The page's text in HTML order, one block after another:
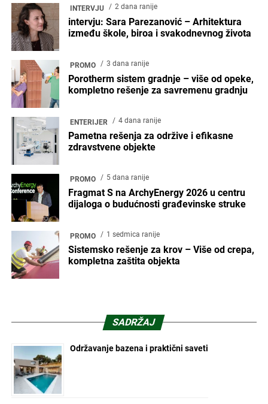
INTERVJU 2 dana ranije
intervju: Sara Parezanović – Arhitektura
između škole, biroa i svakodnevnog života
PROMO 3 dana ranije
Porotherm sistem gradnje – više od opeke,
kompletno rešenje za savremenu gradnju
ENTERIJER 4 dana ranije
Pametna rešenja za održive i efikasne
zdravstvene objekte
PROMO 5 dana ranije
Fragmat S na ArchyEnergy 2026 u centru
dijaloga o budućnosti građevinske struke
PROMO 1 sedmica ranije
Sistemsko rešenje za krov – Više od crepa,
kompletna zaštita objekta
SADRŽAJ
Održavanje bazena i praktični saveti